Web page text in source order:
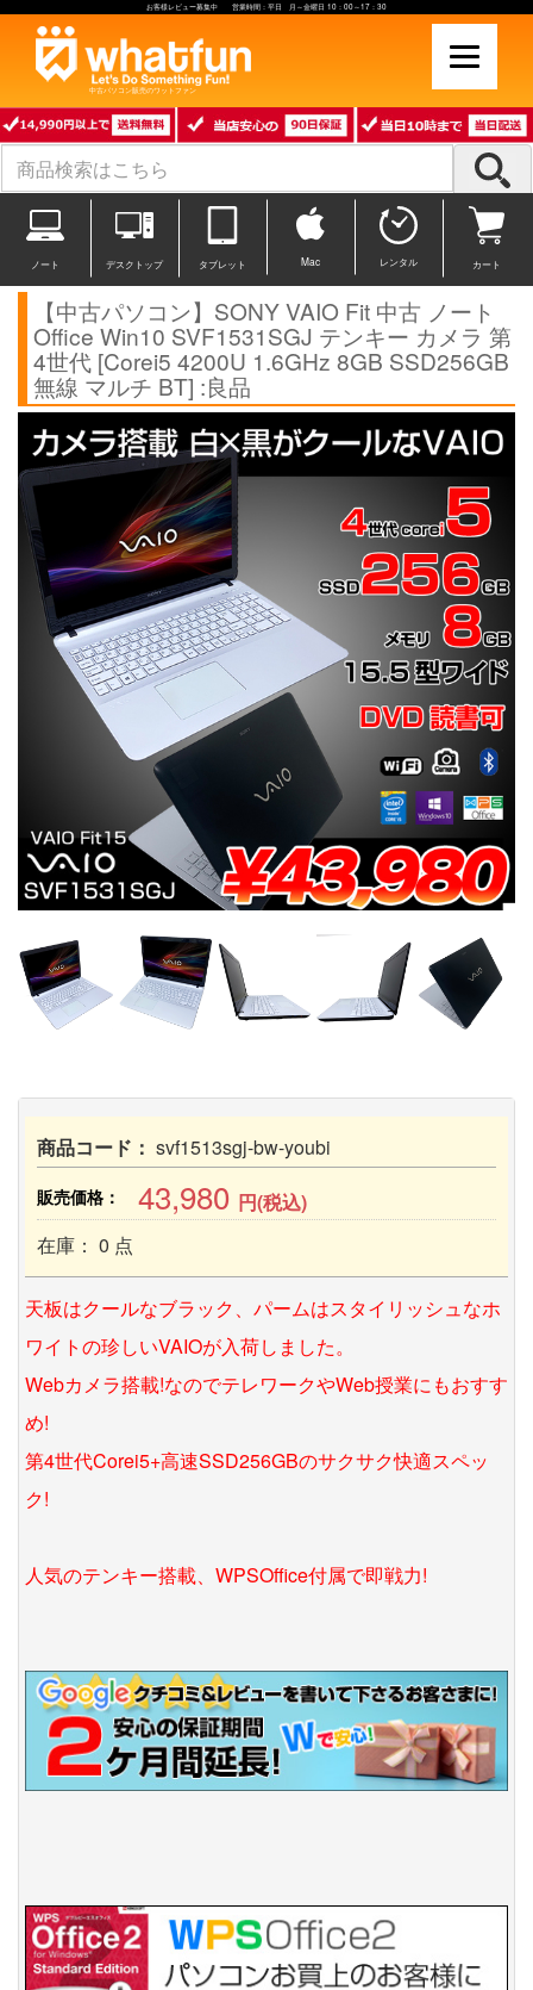
お客様レビュー募集中 営業時間：平日 月～金曜日 10：00～17：30
中古パソコン販売のワットファン
ノート デスクトップ タブレット Mac レンタル カート
【中古パソコン】SONY VAIO Fit 中古 ノート
Office Win10 SVF1531SGJ テンキー カメラ 第
4世代 [Corei5 4200U 1.6GHz 8GB SSD256GB
無線 マルチ BT] :良品
商品コード： svf1513sgj-bw-youbi
販売価格： 43,980 円(税込)
在庫： 0 点
天板はクールなブラック、パームはスタイリッシュなホ
ワイトの珍しいVAIOが入荷しました。
Webカメラ搭載!なのでテレワークやWeb授業にもおすす
め!
第4世代Corei5+高速SSD256GBのサクサク快適スペッ
ク!
人気のテンキー搭載、WPSOffice付属で即戦力!